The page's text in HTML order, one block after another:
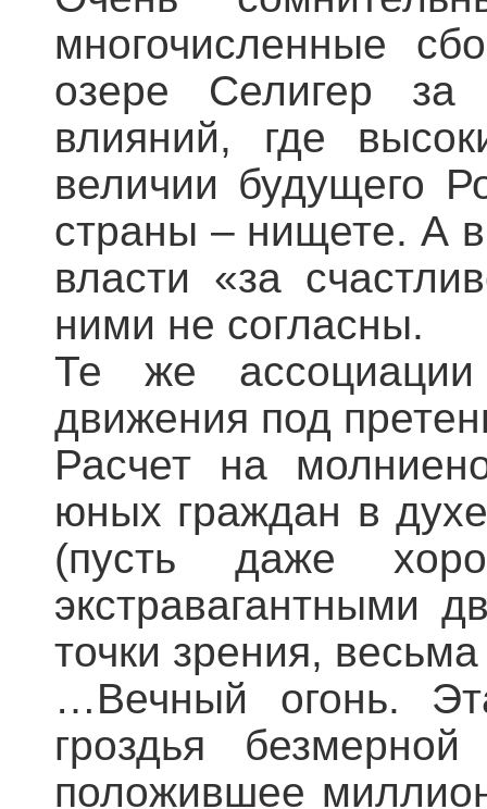
многочисленные
озере Селигер за
влияний, где
величии будущего
страны – нищете. А
власти «за
ними не согласны.
Те же
движения под
Расчет на
юных граждан в
(пусть даже
экстравагантными
точки зрения,
…Вечный огонь.
гроздья
положившее